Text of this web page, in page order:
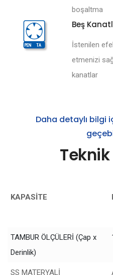
boşaltma
Beş
İstenilen
etmenizi
kanatlar
Daha detaylı bilgi
KAPASİTE
TAMBUR ÖLÇÜLERİ (Çap x
Derinlik)
SS MATERYALİ